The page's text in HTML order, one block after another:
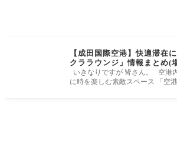
【成田国際空港】快適滞在
クララウンジ」情報まとめ(
ューなど)
いきなりですが 皆さん。 空港
に時を楽しむ素敵スペース 「空